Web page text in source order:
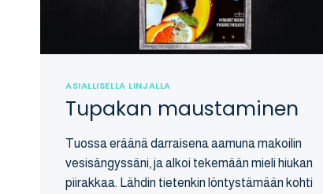
ASIALLISELLA LINJALLA
Tupakan maustaminen
Tuossa eräänä darraisena aamuna makoilin
vesisängyssäni, ja alkoi tekemään mieli hiukan
piirakkaa. Lähdin tietenkin löntystämään kohti